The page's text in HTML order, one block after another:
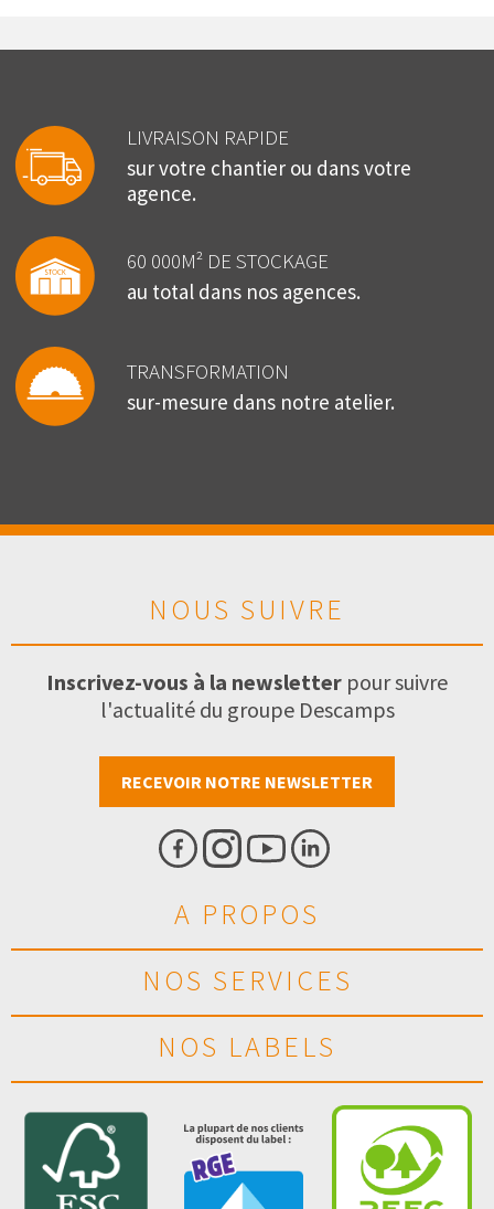
LIVRAISON RAPIDE
sur votre chantier ou dans votre
agence.
60 000M² DE STOCKAGE
au total dans nos agences.
TRANSFORMATION
sur-mesure dans notre atelier.
NOUS SUIVRE
Inscrivez-vous à la newsletter pour suivre
l'actualité du groupe Descamps
RECEVOIR NOTRE NEWSLETTER
A PROPOS
NOS SERVICES
NOS LABELS